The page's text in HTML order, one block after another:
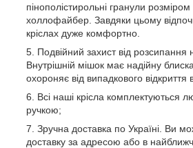
пінополістирольні гранули
холлофайбер. Завдяки цьому
кріслах дуже комфортно.
Подвійний захист від розсипання
Внутрішній мішок має надійну
охороняє від випадкового відкриття
Всі наші крісла комплектуються
ручкою;
Зручна доставка по Україні. Ви
доставку за адресою або в